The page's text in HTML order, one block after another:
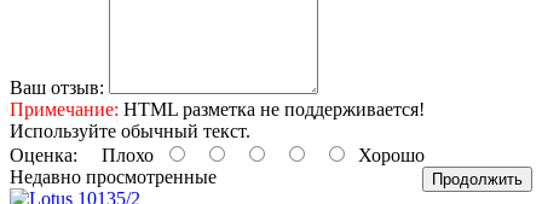
Ваш отзыв:
Примечание: HTML разметка не поддерживается!
Используйте обычный текст.
Оценка: Плохо Хорошо
Продолжить
Недавно просмотренные